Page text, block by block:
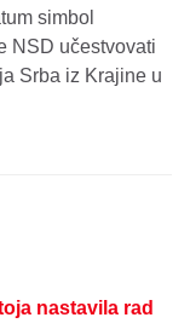
simbol
NSD učestvovati
Srba iz Krajine u
nastavila rad